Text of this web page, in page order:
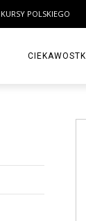
KURSY POLSKIEGO
CIEKAWOSTKI